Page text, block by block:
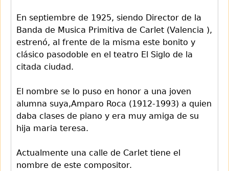
En septiembre de 1925, siendo Director de la
Banda de Musica Primitiva de Carlet (Valencia ),
estrenó, al frente de la misma este bonito y
clásico pasodoble en el teatro El Siglo de la
citada ciudad.
El nombre se lo puso en honor a una joven
alumna suya,Amparo Roca (1912-1993) a quien
daba clases de piano y era muy amiga de su
hija maria teresa.
Actualmente una calle de Carlet tiene el
nombre de este compositor.